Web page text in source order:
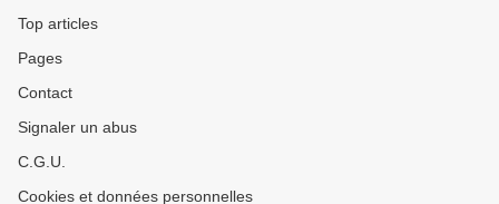
Top articles
Pages
Contact
Signaler un abus
C.G.U.
Cookies et données personnelles